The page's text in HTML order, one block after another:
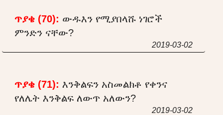
ጥያቄ (70): ውዱእን የሚያበላሹ ነገሮች
ምንድን ናቸው?
2019-03-02
ጥያቄ (71): እንቅልፍን አስመልክቶ የቀንና
የለሌት እንቅልፍ ለውጥ አለውን?
2019-03-02